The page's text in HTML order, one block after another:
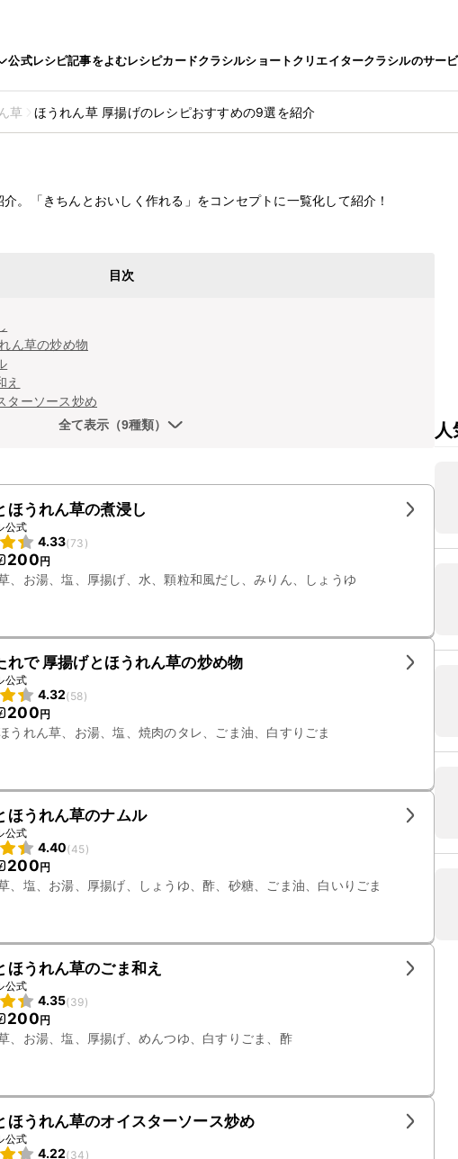
公式レシピ記事をよむレシピカードクラシルショートクリエイタークラシルのサー
草 ほうれん草 厚揚げのレシピおすすめの9選を紹介
レシピおすすめの9選を紹介
。「きちんとおいしく作れる」をコンセプトに一覧化して紹介！
目次
ん草の炒め物
え
ターソース炒め
全て表示（9種類）
ほうれん草の煮浸し
公式
4.33(73 )
200円
、お湯、塩、厚揚げ、水、顆粒和風だし、みりん、しょうゆ
れで 厚揚げとほうれん草の炒め物
公式
4.32(58)
200円
うれん草、お湯、塩、焼肉のタレ、ごま油、白すりごま
ほうれん草のナムル
公式
4.40(45)
200円
、塩、お湯、厚揚げ、しょうゆ、酢、砂糖、ごま油、白いりごま
ほうれん草のごま和え
公式
4.35(39)
200円
、お湯、塩、厚揚げ、めんつゆ、白すりごま、酢
ほうれん草のオイスターソース炒め
公式
4.22(34 )